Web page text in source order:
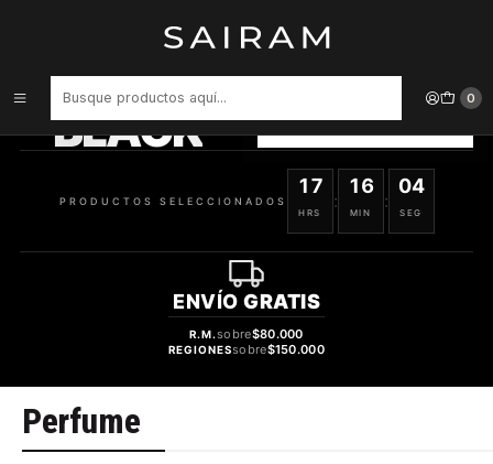
0
BLACK VER OFERTAS
PRODUCTOS SELECCIONADOS
17
HRS
:
16
MIN
:
03
SEG
ENVÍO GRATIS
R.M.sobre$80.000
REGIONESsobre$150.000
Perfume